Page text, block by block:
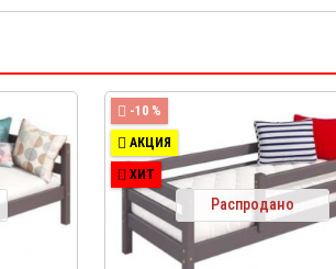
-10 %
АКЦИЯ
ХИТ
Распродано